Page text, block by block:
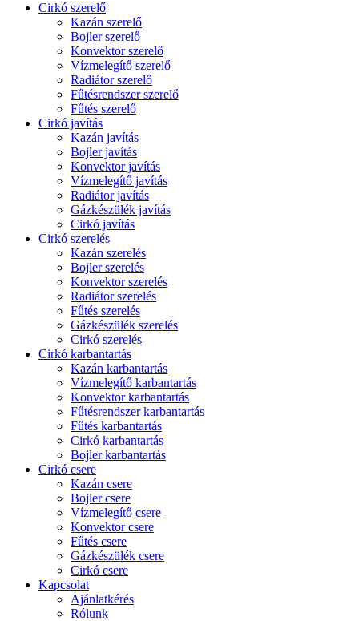
Cirkó szerelő
Kazán szerelő
Bojler szerelő
Konvektor szerelő
Vízmelegítő szerelő
Radiátor szerelő
Fűtésrendszer szerelő
Fűtés szerelő
Cirkó javítás
Kazán javítás
Bojler javítás
Konvektor javítás
Vízmelegítő javítás
Radiátor javítás
Gázkészülék javítás
Cirkó javítás
Cirkó szerelés
Kazán szerelés
Bojler szerelés
Konvektor szerelés
Radiátor szerelés
Fűtés szerelés
Gázkészülék szerelés
Cirkó szerelés
Cirkó karbantartás
Kazán karbantartás
Vízmelegítő karbantartás
Konvektor karbantartás
Fűtésrendszer karbantartás
Fűtés karbantartás
Cirkó karbantartás
Bojler karbantartás
Cirkó csere
Kazán csere
Bojler csere
Vízmelegítő csere
Konvektor csere
Fűtés csere
Gázkészülék csere
Cirkó csere
Kapcsolat
Ajánlatkérés
Rólunk